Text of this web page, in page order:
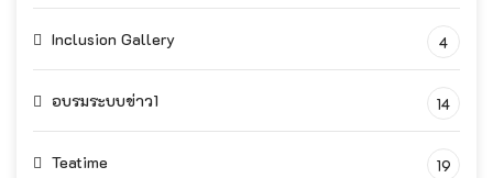
Inclusion Gallery 4
อบรมระบบข่าว1 14
Teatime 19